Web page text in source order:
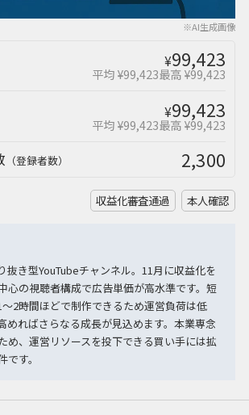
※AI生成画像
¥99,423
平均 ¥99,423最高 ¥99,423
¥99,423
平均 ¥99,423最高 ¥99,423
（登録者数） 2,300
収益化審査通過 本人確認
抜き型YouTubeチャンネル。11月に収益化を
心の視聴者構成で広告単価が高水準です。短
2時間ほどで制作できるため運営負荷は低
めればさらなる成長が見込めます。本業専念
め、運営リソースを投下できる買い手には拡
す。